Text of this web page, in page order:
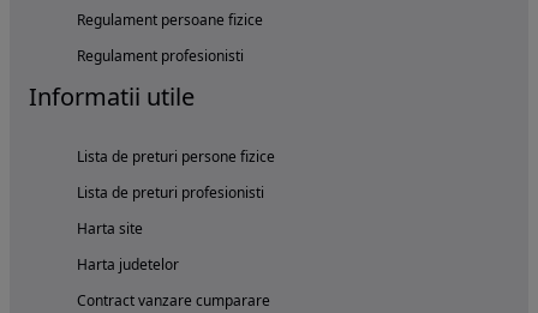
Regulament persoane fizice
Regulament profesionisti
Informatii utile
Lista de preturi persone fizice
Lista de preturi profesionisti
Harta site
Harta judetelor
Contract vanzare cumparare